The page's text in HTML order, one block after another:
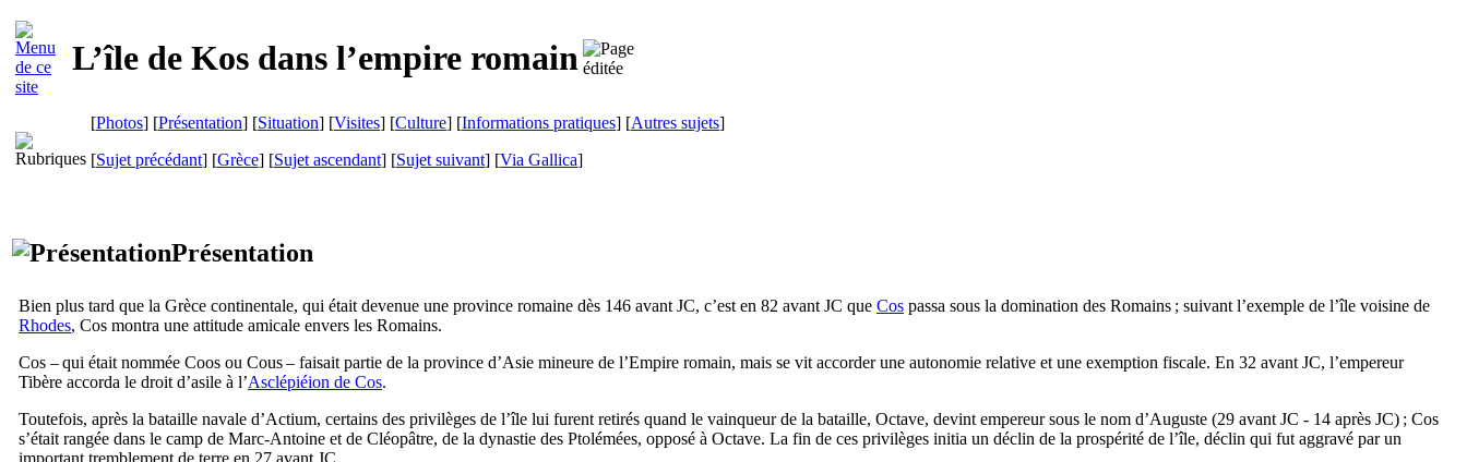
L’île de Kos dans l’empire romain
[Photos] [Présentation] [Situation] [Visites] [Culture] [Informations pratiques] [Autres sujets]
[Sujet précédant] [Grèce] [Sujet ascendant] [Sujet suivant] [Via Gallica]
Présentation
Bien plus tard que la Grèce continentale, qui était devenue une province romaine dès 146 avant JC, c’est en 82 avant JC que Cos passa sous la domination des Romains ; suivant l’exemple de l’île voisine de
Rhodes, Cos montra une attitude amicale envers les Romains.
Cos – qui était nommée Coos ou Cous – faisait partie de la province d’Asie mineure de l’Empire romain, mais se vit accorder une autonomie relative et une exemption fiscale. En 32 avant JC, l’empereur
Tibère accorda le droit d’asile à l’Asclépiéion de Cos.
Toutefois, après la bataille navale d’Actium, certains des privilèges de l’île lui furent retirés quand le vainqueur de la bataille, Octave, devint empereur sous le nom d’Auguste (29 avant JC - 14 après JC) ; Cos
s’était rangée dans le camp de Marc-Antoine et de Cléopâtre, de la dynastie des Ptolémées, opposé à Octave. La fin de ces privilèges initia un déclin de la prospérité de l’île, déclin qui fut aggravé par un
important tremblement de terre en 27 avant JC.